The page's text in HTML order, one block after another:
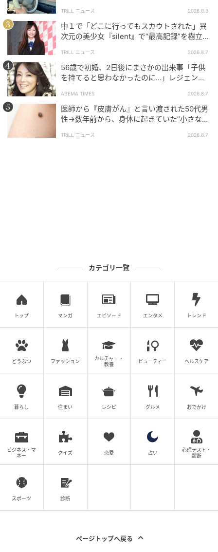
ウーマンエキサイト
ウーマンエキサイト
慰謝料を肩代わりする条件として両親が提示したの
は、遠洋漁業に出ることでした。逃げ出せないよう念
書も書かされたそうです。
逃げ場もないし、若い女性に手を出す余地もない環境
に身を置いて心身ともに鍛えなおすというのは今の武
夫にぴったりの制裁ですね。
根性も信念もなさそうな武夫にはかなりきつい条件な
TRILL ニュース 2026.8.8
中１で「どこに行ってもスカウトされた」異
次元の美少女『silent』で“最高記録”を樹立し
TRILL ニュース 2026.8.7
56歳で初婚、2日後にまさかの出来事「子供
を持てると思わなかったのに…」レジェンド
ABEMA TIMES 2026.8.7
医師から『皮膚がん』と言い渡された50代男
性→数年前から、身体に起きていた“小さな異
TRILL ニュース 2026.8.7
カテゴリ一覧
トップ マンガ エピソード エンタメ トレンド
どうぶつ ファッション
カルチャー・
教養
ビューティー ヘルスケア
暮らし 住まい レシピ グルメ おでかけ
ビジネス・マ
ネー
クイズ 恋愛 占い
心理テスト・
診断
スポーツ 診断
ページトップへ戻る